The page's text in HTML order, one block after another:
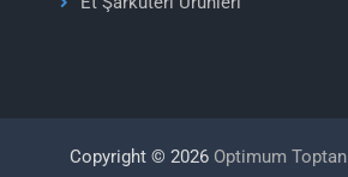
Copyright © 2026 Optimum Toptan